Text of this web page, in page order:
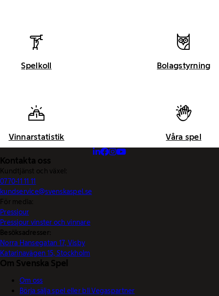
Spelkoll Bolagstyrning
Vinnarstatistik Våra spel
Kontakta oss
Kundtjänst och växel:
0770-11 11 11
kundservice@svenskaspel.se
För media:
Pressjour
Pressjour vinster och vinnare
Besöksadresser:
Norra Hansegatan 17, Visby
Katarinavägen 15, Stockholm
Om Svenska Spel
Om oss
Börja sälja spel eller bli Vegaspartner